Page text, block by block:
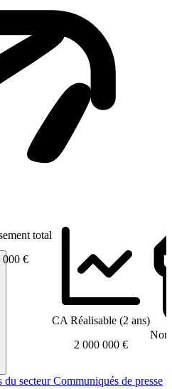
du secteur Communiqués de presse
total
000 €
CA Réalisable (2 ans)
2 000 000 €